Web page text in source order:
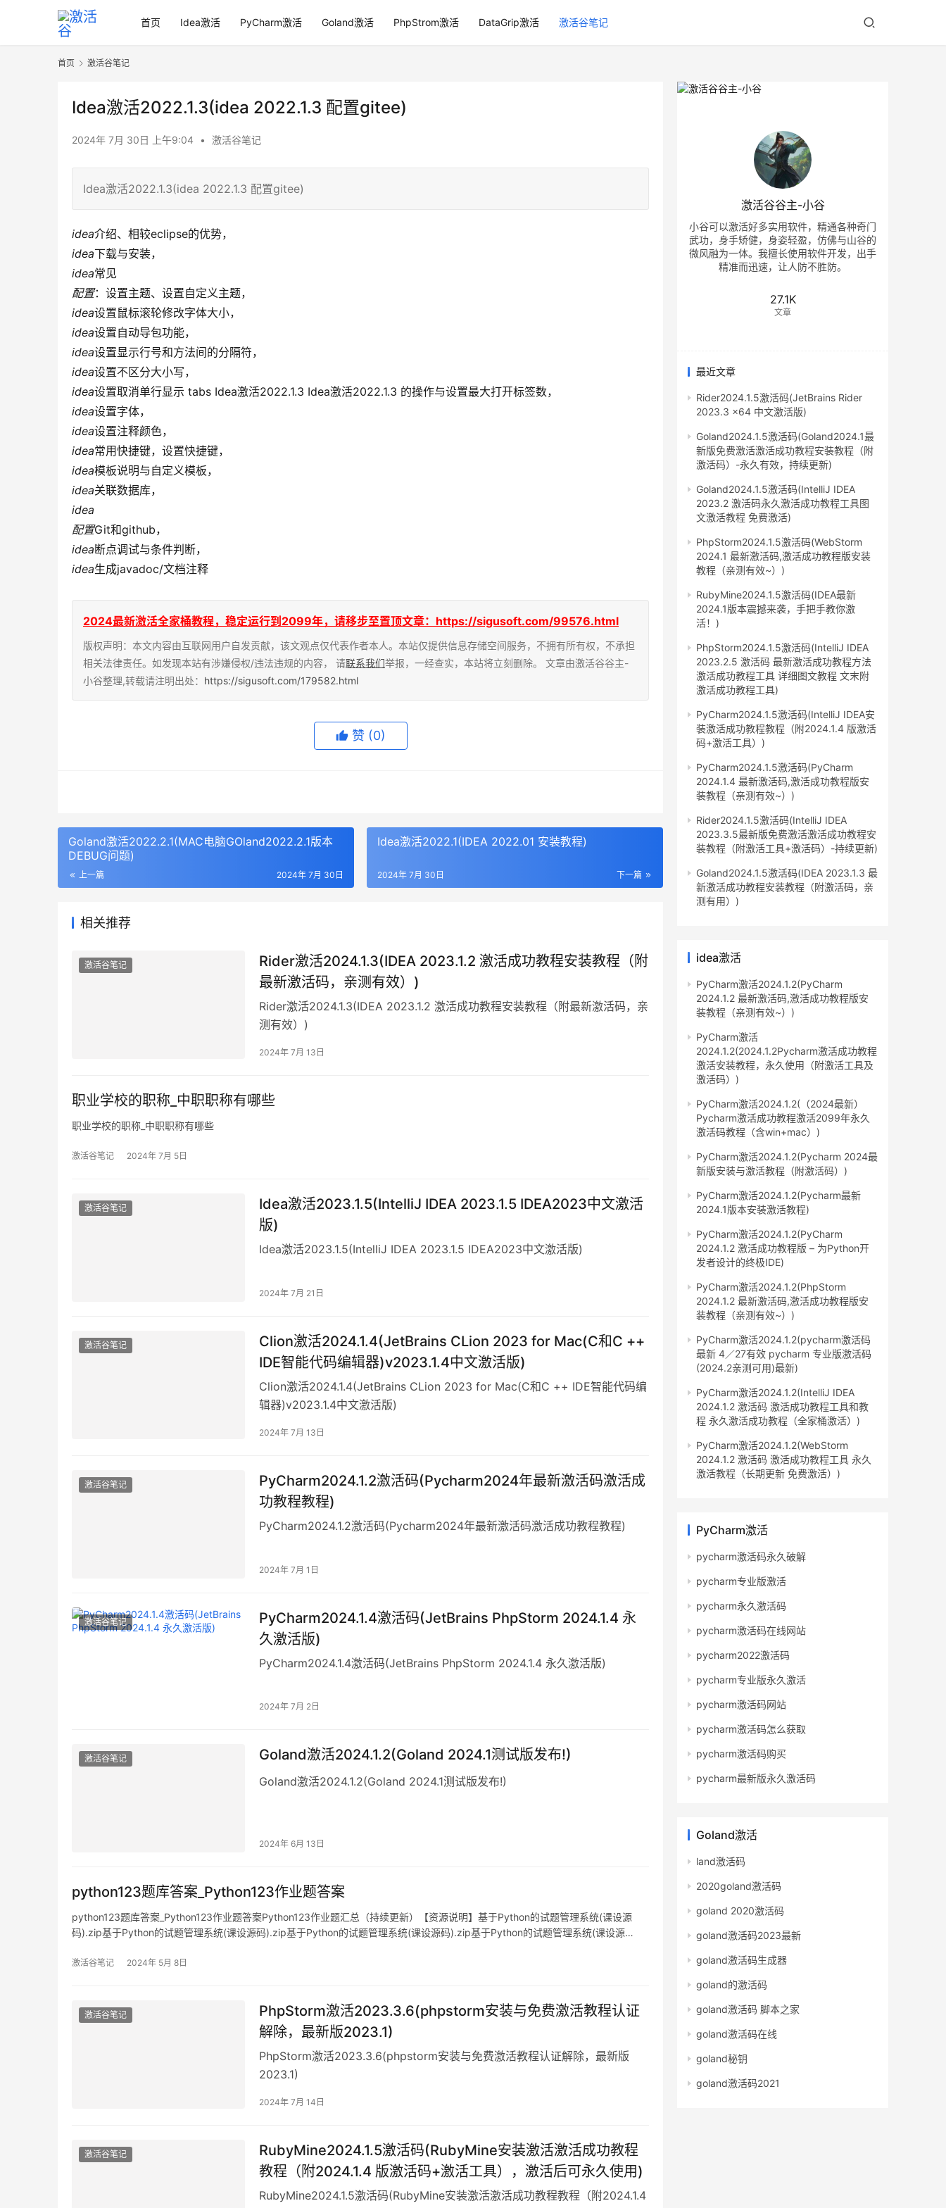
首页 Idea激活 PyCharm激活 Goland激活 PhpStrom激活 DataGrip激活 激活谷笔记
首页 激活谷笔记
Idea激活2022.1.3(idea 2022.1.3 配置gitee)
2024年 7月 30日 上午9:04 • 激活谷笔记
Idea激活2022.1.3(idea 2022.1.3 配置gitee)
idea介绍、相较eclipse的优势，
idea下载与安装，
idea常见
配置：设置主题、设置自定义主题，
idea设置鼠标滚轮修改字体大小，
idea设置自动导包功能，
idea设置显示行号和方法间的分隔符，
idea设置不区分大小写，
idea设置取消单行显示 tabs Idea激活2022.1.3 Idea激活2022.1.3 的操作与设置最大打开标签数，
idea设置字体，
idea设置注释颜色，
idea常用快捷键，设置快捷键，
idea模板说明与自定义模板，
idea关联数据库，
idea
配置Git和github，
idea断点调试与条件判断，
idea生成javadoc/文档注释
2024最新激活全家桶教程，稳定运行到2099年，请移步至置顶文章：https://sigusoft.com/99576.html
版权声明：本文内容由互联网用户自发贡献，该文观点仅代表作者本人。本站仅提供信息存储空间服务，不拥有所有权，不承担
相关法律责任。如发现本站有涉嫌侵权/违法违规的内容， 请联系我们举报，一经查实，本站将立刻删除。 文章由激活谷谷主-
小谷整理,转载请注明出处： https://sigusoft.com/179582.html
赞 (0)
Goland激活2022.2.1(MAC电脑GOland2022.2.1版本
DEBUG问题)
上一篇 2024年 7月 30日
Idea激活2022.1(IDEA 2022.01 安装教程)
下一篇
2024年 7月 30日
相关推荐
激活谷笔记
Rider激活2024.1.3(IDEA 2023.1.2 激活成功教程安装教程（附
最新激活码，亲测有效）)
Rider激活2024.1.3(IDEA 2023.1.2 激活成功教程安装教程（附最新激活码，亲
测有效）)
2024年 7月 13日
职业学校的职称_中职职称有哪些
职业学校的职称_中职职称有哪些
激活谷笔记 2024年 7月 5日
激活谷笔记
Idea激活2023.1.5(IntelliJ IDEA 2023.1.5 IDEA2023中文激活
版)
Idea激活2023.1.5(IntelliJ IDEA 2023.1.5 IDEA2023中文激活版)
2024年 7月 21日
激活谷笔记
Clion激活2024.1.4(JetBrains CLion 2023 for Mac(C和C ++
IDE智能代码编辑器)v2023.1.4中文激活版)
Clion激活2024.1.4(JetBrains CLion 2023 for Mac(C和C ++ IDE智能代码编
辑器)v2023.1.4中文激活版)
2024年 7月 13日
激活谷笔记
PyCharm2024.1.2激活码(Pycharm2024年最新激活码激活成
功教程教程)
PyCharm2024.1.2激活码(Pycharm2024年最新激活码激活成功教程教程)
2024年 7月 1日
激活谷笔记
PyCharm2024.1.4激活码(JetBrains PhpStorm 2024.1.4 永
久激活版)
PyCharm2024.1.4激活码(JetBrains PhpStorm 2024.1.4 永久激活版)
2024年 7月 2日
激活谷笔记 Goland激活2024.1.2(Goland 2024.1测试版发布!)
Goland激活2024.1.2(Goland 2024.1测试版发布!)
2024年 6月 13日
python123题库答案_Python123作业题答案
python123题库答案_Python123作业题答案Python123作业题汇总（持续更新）【资源说明】基于Python的试题管理系统(课设源
码).zip基于Python的试题管理系统(课设源码).zip基于Python的试题管理系统(课设源码).zip基于Python的试题管理系统(课设源
激活谷笔记 2024年 5月 8日
激活谷笔记
PhpStorm激活2023.3.6(phpstorm安装与免费激活教程认证
解除，最新版2023.1)
PhpStorm激活2023.3.6(phpstorm安装与免费激活教程认证解除，最新版
2023.1)
2024年 7月 14日
激活谷笔记
RubyMine2024.1.5激活码(RubyMine安装激活激活成功教程
教程（附2024.1.4 版激活码+激活工具），激活后可永久使用)
RubyMine2024.1.5激活码(RubyMine安装激活激活成功教程教程（附2024.1.4
激活谷谷主-小谷
小谷可以激活好多实用软件，精通各种奇门
武功，身手矫健，身姿轻盈，仿佛与山谷的
微风融为一体。我擅长使用软件开发，出手
精准而迅速，让人防不胜防。
27.1K
文章
最近文章
Rider2024.1.5激活码(JetBrains Rider
2023.3 x64 中文激活版)
Goland2024.1.5激活码(Goland2024.1最
新版免费激活激活成功教程安装教程（附
激活码）-永久有效，持续更新)
Goland2024.1.5激活码(IntelliJ IDEA
2023.2 激活码永久激活成功教程工具图
文激活教程 免费激活)
PhpStorm2024.1.5激活码(WebStorm
2024.1 最新激活码,激活成功教程版安装
教程（亲测有效~）)
RubyMine2024.1.5激活码(IDEA最新
2024.1版本震撼来袭，手把手教你激
活！)
PhpStorm2024.1.5激活码(IntelliJ IDEA
2023.2.5 激活码 最新激活成功教程方法
激活成功教程工具 详细图文教程 文末附
激活成功教程工具)
PyCharm2024.1.5激活码(IntelliJ IDEA安
装激活成功教程教程（附2024.1.4 版激活
码+激活工具）)
PyCharm2024.1.5激活码(PyCharm
2024.1.4 最新激活码,激活成功教程版安
装教程（亲测有效~）)
Rider2024.1.5激活码(IntelliJ IDEA
2023.3.5最新版免费激活激活成功教程安
装教程（附激活工具+激活码）-持续更新)
Goland2024.1.5激活码(IDEA 2023.1.3 最
新激活成功教程安装教程（附激活码，亲
测有用）)
idea激活
PyCharm激活2024.1.2(PyCharm
2024.1.2 最新激活码,激活成功教程版安
装教程（亲测有效~）)
PyCharm激活
2024.1.2(2024.1.2Pycharm激活成功教程
激活安装教程，永久使用（附激活工具及
激活码）)
PyCharm激活2024.1.2(（2024最新）
Pycharm激活成功教程激活2099年永久
激活码教程（含win+mac）)
PyCharm激活2024.1.2(Pycharm 2024最
新版安装与激活教程（附激活码）)
PyCharm激活2024.1.2(Pycharm最新
2024.1版本安装激活教程)
PyCharm激活2024.1.2(PyCharm
2024.1.2 激活成功教程版 – 为Python开
发者设计的终极IDE)
PyCharm激活2024.1.2(PhpStorm
2024.1.2 最新激活码,激活成功教程版安
装教程（亲测有效~）)
PyCharm激活2024.1.2(pycharm激活码
最新 4／27有效 pycharm 专业版激活码
(2024.2亲测可用)最新)
PyCharm激活2024.1.2(IntelliJ IDEA
2024.1.2 激活码 激活成功教程工具和教
程 永久激活成功教程（全家桶激活）)
PyCharm激活2024.1.2(WebStorm
2024.1.2 激活码 激活成功教程工具 永久
激活教程（长期更新 免费激活）)
PyCharm激活
pycharm激活码永久破解
pycharm专业版激活
pycharm永久激活码
pycharm激活码在线网站
pycharm2022激活码
pycharm专业版永久激活
pycharm激活码网站
pycharm激活码怎么获取
pycharm激活码购买
pycharm最新版永久激活码
Goland激活
land激活码
2020goland激活码
goland 2020激活码
goland激活码2023最新
goland激活码生成器
goland的激活码
goland激活码 脚本之家
goland激活码在线
goland秘钥
goland激活码2021